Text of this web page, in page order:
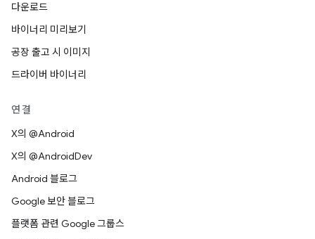
다운로드
바이너리 미리보기
공장 출고 시 이미지
드라이버 바이너리
연결
X의 @Android
X의 @AndroidDev
Android 블로그
Google 보안 블로그
플랫폼 관련 Google 그룹스